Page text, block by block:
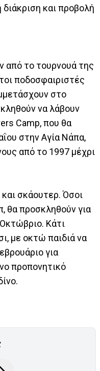
και προβολή
από το τουρνουά της
ποδοσφαιριστές
στο
να λάβουν
Camp, που θα
στην Αγία Νάπα,
από το 1997 μέχρι
σκάουτερ. Όσοι
θα προσκληθούν για
Κάτι
με οκτώ παιδιά να
για
προπονητικό